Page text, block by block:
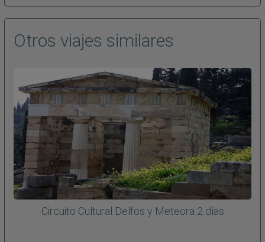
Otros viajes similares
Circuito Cultural Delfos y Meteora 2 días